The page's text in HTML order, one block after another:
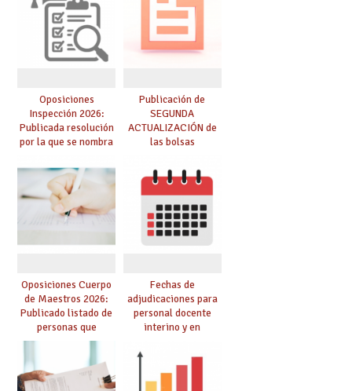
Oposiciones
Inspección 2026:
Publicada resolución
por la que se nombra
prácticas, se regulan
dichas prácticas y se
convoca acto público
de adjudicación
Publicación de
SEGUNDA
ACTUALIZACIÓN de
las bolsas
Cuerpo de Maestros
de especialidades
convocadas a
oposición
Oposiciones Cuerpo
de Maestros 2026:
Publicado listado de
personas que
adquieren nueva
especialidad
Fechas de
adjudicaciones para
personal docente
interino y en
debes saber